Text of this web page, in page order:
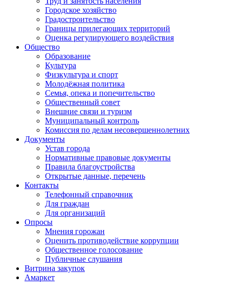
Городское хозяйство
Градостроительство
Границы прилегающих территорий
Оценка регулирующего воздействия
Общество
Образование
Культура
Физкультура и спорт
Молодёжная политика
Семья, опека и попечительство
Общественный совет
Внешние связи и туризм
Муниципальный контроль
Комиссия по делам несовершеннолетних
Документы
Устав города
Нормативные правовые документы
Правила благоустройства
Открытые данные, перечень
Контакты
Телефонный справочник
Для граждан
Для организаций
Опросы
Мнения горожан
Оценить противодействие коррупции
Общественное голосование
Публичные слушания
Витрина закупок
Амаркет